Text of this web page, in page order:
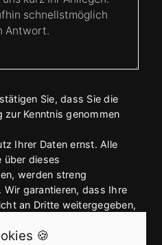
Sie, dass Sie die
zur Kenntnis genommen
Ihrer Daten ernst. Alle
über dieses
werden streng
garantieren, dass Ihre
an Dritte weitergegeben,
🍪